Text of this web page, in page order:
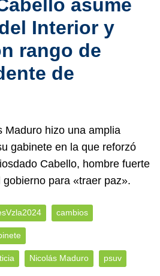
asume
Interior y
rango de
de
Maduro hizo una amplia
gabinete en la que reforzó
Cabello, hombre fuerte
para «traer paz».
cambios
Nicolás Maduro psuv